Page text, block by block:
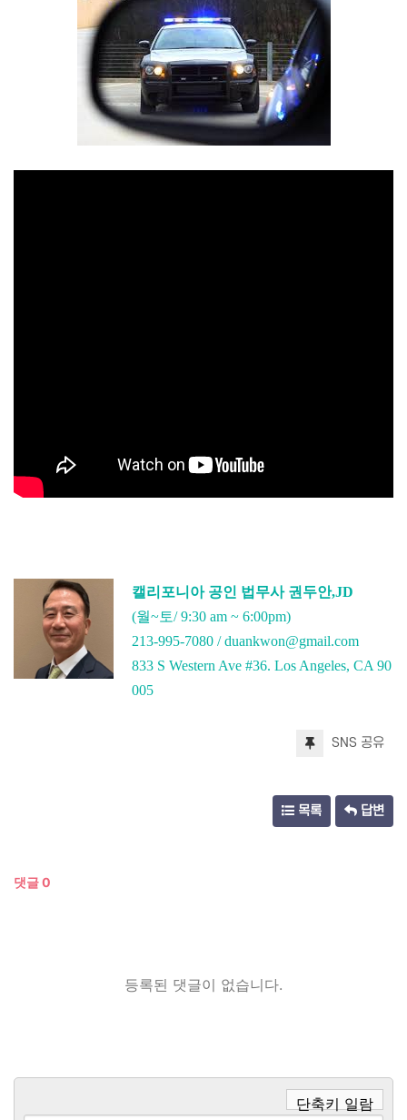
캘리포니아 공인 법무사 권두안,JD
(월~토/ 9:30 am ~ 6:00pm)
213-995-7080 / duankwon@gmail.com
833 S Western Ave #36. Los Angeles, CA 90
005
SNS 공유
목록 답변
댓글0
등록된 댓글이 없습니다.
단축키 일람